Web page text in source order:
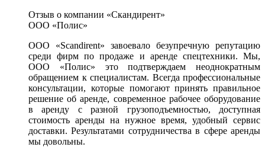
Отзыв о компании «Скандирент»
ООО «Полис»
ООО «Scandirent» завоевало безупречную репутацию
среди фирм по продаже и аренде спецтехники. Мы,
ООО «Полис» это подтверждаем неоднократным
обращением к специалистам. Всегда профессиональные
консультации, которые помогают принять правильное
решение об аренде, современное рабочее оборудование
в аренду с разной грузоподъемностью, доступная
стоимость аренды на нужное время, удобный сервис
доставки. Результатами сотрудничества в сфере аренды
мы довольны.